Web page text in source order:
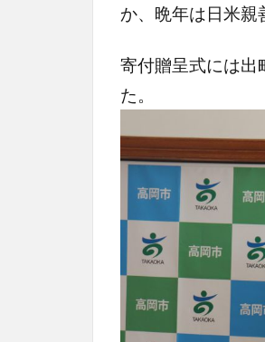
か、晩年は日米親
寄付贈呈式には出
た。